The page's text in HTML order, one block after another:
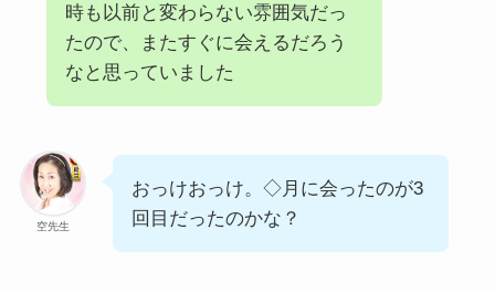
時も以前と変わらない雰囲気だっ
たので、またすぐに会えるだろう
なと思っていました
空先生
おっけおっけ。◇月に会ったのが3
回目だったのかな？